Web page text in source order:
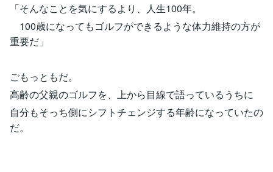
「そんなことを気にするより、人生100年。
100歳になってもゴルフができるような体力維持の方が
重要だ」
ごもっともだ。
高齢の父親のゴルフを、上から目線で語っているうちに
自分もそっち側にシフトチェンジする年齢になっていたの
だ。